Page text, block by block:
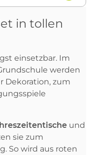
in tollen
einsetzbar. Im
werden
Dekoration, zum
und
sie zum
So wird aus roten